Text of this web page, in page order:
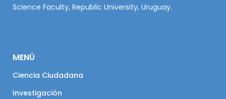
Science Faculty, Republic University, Uruguay.
MENÚ
Ciencia Ciudadana
Investigación